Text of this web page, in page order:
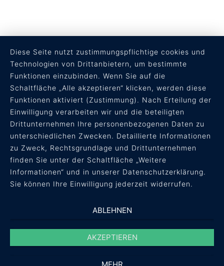
RECHTLICHES
AGB
Datenschutz
Impressum
Diese Seite nutzt zustimmungspflichtige cookies und
Technologien von Drittanbietern, um bestimmte
Funktionen einzubinden. Wenn Sie auf die
Schaltfläche „Alle akzeptieren“ klicken, werden diese
Funktionen aktiviert (Zustimmung). Nach Erteilung der
Einwilligung verarbeiten wir und die beteiligten
Drittunternehmen Ihre personenbezogenen Daten zu
unterschiedlichen Zwecken. Detaillierte Informationen
zu Zweck, Rechtsgrundlage und Drittunternehmen
finden Sie unter der Schaltfläche „Weitere
Informationen“ und in unserer Datenschutzerklärung.
Sie können Ihre Einwilligung jederzeit widerrufen.
ABLEHNEN
AKZEPTIEREN